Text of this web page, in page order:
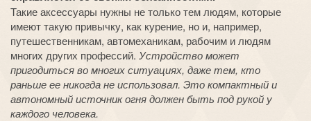
Такие аксессуары нужны не только тем людям, которые
имеют такую привычку, как курение, но и, например,
путешественникам, автомеханикам, рабочим и людям
многих других профессий. Устройство может
пригодиться во многих ситуациях, даже тем, кто
раньше ее никогда не использовал. Это компактный и
автономный источник огня должен быть под рукой у
каждого человека.